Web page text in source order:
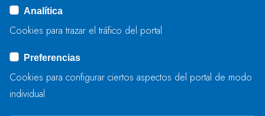
ENVIAR
Analítica
Cookies para trazar el tráfico del portal
Preferencias
Cookies para configurar ciertos aspectos del portal de modo
individual